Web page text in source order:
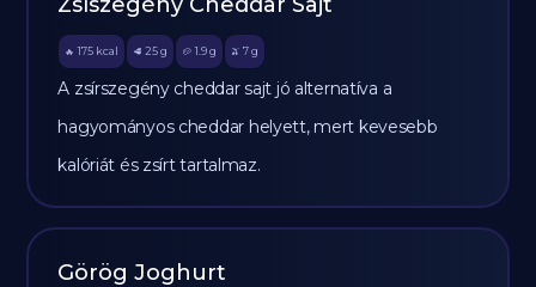
🔥 175 kcal 🥩 25 g 🥔 1.9g 🫒 7 g
A zsírszegény cheddar sajt jó alternatíva a
hagyományos cheddar helyett, mert kevesebb
kalóriát és zsírt tartalmaz.
Görög Joghurt